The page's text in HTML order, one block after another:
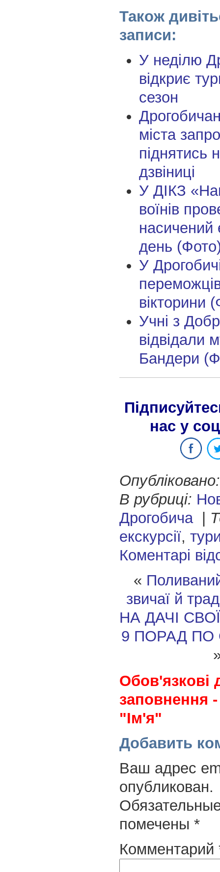
Також
записи:
У неділю
відкриє
сезон
міста
піднятись
дзвіниці
У ДІКЗ
воїнів
насичений
день
У
вікторини
Учні з
відвідали
Бандери
нас у
Опубліковано:
В рубриці:
Дрогобича|
екскурсії,
Коментарі
«
звичаї й
НА ДАЧІ
9 ПОРАД ПО
Обов'язкові
заповнення
"Ім'я"
Добавить
Ваш адрес
опубликован.
помечены *
Комментарий